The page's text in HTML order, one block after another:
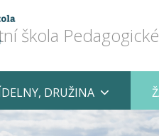
škola
DRUŽINA